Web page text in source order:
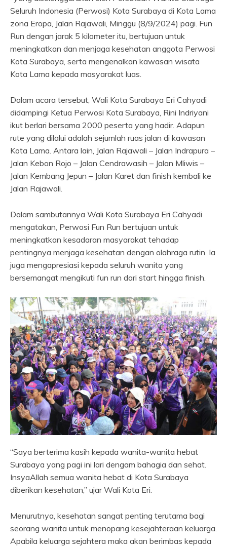
Seluruh Indonesia (Perwosi) Kota Surabaya di Kota Lama
zona Eropa, Jalan Rajawali, Minggu (8/9/2024) pagi. Fun
Run dengan jarak 5 kilometer itu, bertujuan untuk
meningkatkan dan menjaga kesehatan anggota Perwosi
Kota Surabaya, serta mengenalkan kawasan wisata
Kota Lama kepada masyarakat luas.
Dalam acara tersebut, Wali Kota Surabaya Eri Cahyadi
didampingi Ketua Perwosi Kota Surabaya, Rini Indriyani
ikut berlari bersama 2000 peserta yang hadir. Adapun
rute yang dilalui adalah sejumlah ruas jalan di kawasan
Kota Lama. Antara lain, Jalan Rajawali – Jalan Indrapura –
Jalan Kebon Rojo – Jalan Cendrawasih – Jalan Mliwis –
Jalan Kembang Jepun – Jalan Karet dan finish kembali ke
Jalan Rajawali.
Dalam sambutannya Wali Kota Surabaya Eri Cahyadi
mengatakan, Perwosi Fun Run bertujuan untuk
meningkatkan kesadaran masyarakat tehadap
pentingnya menjaga kesehatan dengan olahraga rutin. Ia
juga mengapresiasi kepada seluruh wanita yang
bersemangat mengikuti fun run dari start hingga finish.
“Saya berterima kasih kepada wanita-wanita hebat
Surabaya yang pagi ini lari dengam bahagia dan sehat.
InsyaAllah semua wanita hebat di Kota Surabaya
diberikan kesehatan,” ujar Wali Kota Eri.
Menurutnya, kesehatan sangat penting terutama bagi
seorang wanita untuk menopang kesejahteraan keluarga.
Apabila keluarga sejahtera maka akan berimbas kepada